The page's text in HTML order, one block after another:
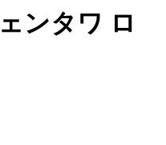
ンタワ ロ